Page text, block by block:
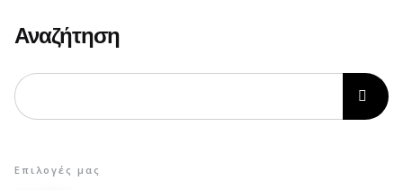
Αναζήτηση
Επιλογές μας